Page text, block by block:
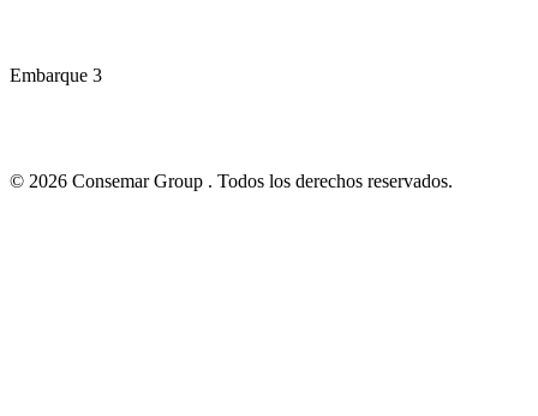
Embarque 3
© 2026 Consemar Group . Todos los derechos reservados.